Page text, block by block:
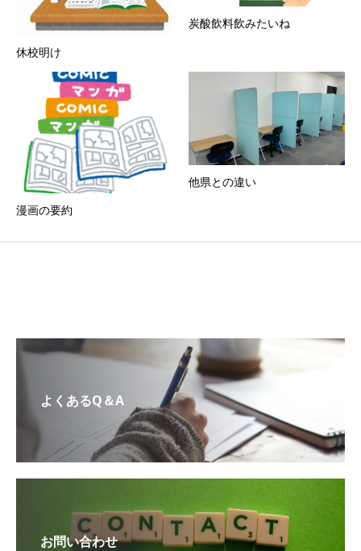
休校明け
炭酸飲料飲みたいね
漫画の要約
他県との違い
よくあるQ＆A
お問い合わせ